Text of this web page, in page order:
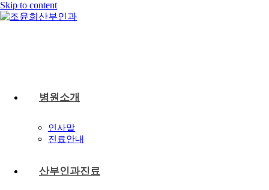
Skip to content
병원소개
인사말
진료안내
산부인과진료